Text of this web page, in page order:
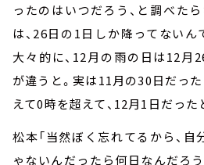
ったのはいつだろう、と調べた
は、 26日の1日しか降ってないん
大々的に、 12月の雨の日は12月
が違うと。実は11月の30日だっ
えて0時を超えて、 12月1 日だった
松本「当然ぼく忘れてるから、自
ゃないんだったら何日なんだろ